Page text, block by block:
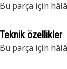
Bu parça için
Teknik özellikler
Bu parça için